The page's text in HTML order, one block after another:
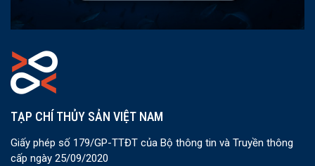
TẠP CHÍ THỦY SẢN VIỆT NAM
Giấy phép số 179/GP-TTĐT của Bộ thông tin và Truyền thông
cấp ngày 25/09/2020